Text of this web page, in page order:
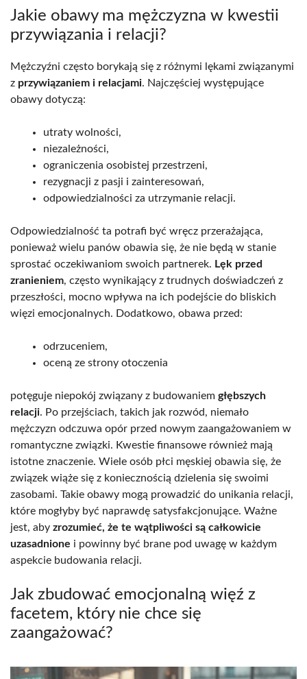
Jakie obawy ma mężczyzna w kwestii
przywiązania i relacji?
Mężczyźni często borykają się z różnymi lękami związanymi
z przywiązaniem i relacjami. Najczęściej występujące
obawy dotyczą:
utraty wolności,
niezależności,
ograniczenia osobistej przestrzeni,
rezygnacji z pasji i zainteresowań,
odpowiedzialności za utrzymanie relacji.
Odpowiedzialność ta potrafi być wręcz przerażająca,
ponieważ wielu panów obawia się, że nie będą w stanie
sprostać oczekiwaniom swoich partnerek. Lęk przed
zranieniem, często wynikający z trudnych doświadczeń z
przeszłości, mocno wpływa na ich podejście do bliskich
więzi emocjonalnych. Dodatkowo, obawa przed:
odrzuceniem,
oceną ze strony otoczenia
potęguje niepokój związany z budowaniem głębszych
relacji. Po przejściach, takich jak rozwód, niemało
mężczyzn odczuwa opór przed nowym zaangażowaniem w
romantyczne związki. Kwestie finansowe również mają
istotne znaczenie. Wiele osób płci męskiej obawia się, że
związek wiąże się z koniecznością dzielenia się swoimi
zasobami. Takie obawy mogą prowadzić do unikania relacji,
które mogłyby być naprawdę satysfakcjonujące. Ważne
jest, aby zrozumieć, że te wątpliwości są całkowicie
uzasadnione i powinny być brane pod uwagę w każdym
aspekcie budowania relacji.
Jak zbudować emocjonalną więź z
facetem, który nie chce się
zaangażować?